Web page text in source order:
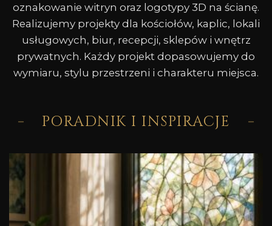
oznakowanie witryn oraz logotypy 3D na ścianę.
Realizujemy projekty dla kościołów, kaplic, lokali
usługowych, biur, recepcji, sklepów i wnętrz
prywatnych. Każdy projekt dopasowujemy do
wymiaru, stylu przestrzeni i charakteru miejsca.
PORADNIK I INSPIRACJE